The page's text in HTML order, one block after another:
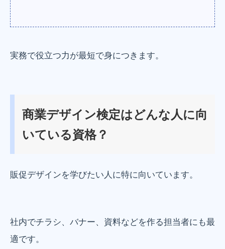
実務で役立つ力が最短で身につきます。
商業デザイン検定はどんな人に向
いている資格？
販促デザインを学びたい人に特に向いています。
社内でチラシ、バナー、資料などを作る担当者にも最
適です。